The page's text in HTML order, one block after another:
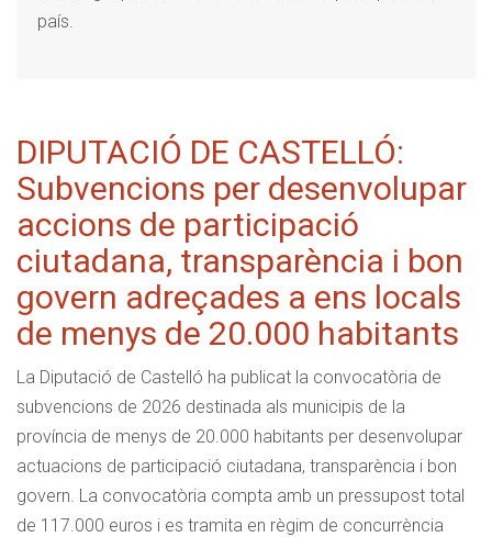
país.
DIPUTACIÓ DE CASTELLÓ:
Subvencions per desenvolupar
accions de participació
ciutadana, transparència i bon
govern adreçades a ens locals
de menys de 20.000 habitants
La Diputació de Castelló ha publicat la convocatòria de
subvencions de 2026 destinada als municipis de la
província de menys de 20.000 habitants per desenvolupar
actuacions de participació ciutadana, transparència i bon
govern. La convocatòria compta amb un pressupost total
de 117.000 euros i es tramita en règim de concurrència